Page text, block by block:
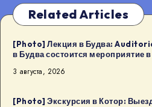
Related Articles
[Photo] Лекция в Будва:
в Будва состоится мероприятие
3 августа, 2026
[Photo] Экскурсия в Котор: